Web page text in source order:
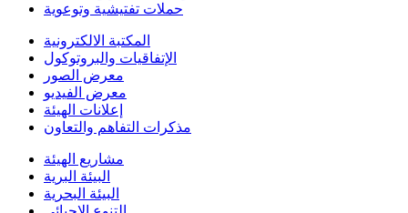
حملات تفتيشية وتوعوية
المكتبة الالكترونية
الإتفاقيات والبروتوكول
معرض الصور
معرض الفيديو
إعلانات الهيئة
مذكرات التفاهم والتعاون
مشاريع الهيئة
البيئة البرية
البيئة البحرية